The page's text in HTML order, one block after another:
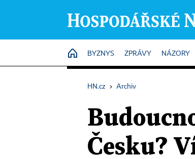
HOME
BYZNYS ZPRÁVY NÁZORY
HN.cz › Archiv
Česku?